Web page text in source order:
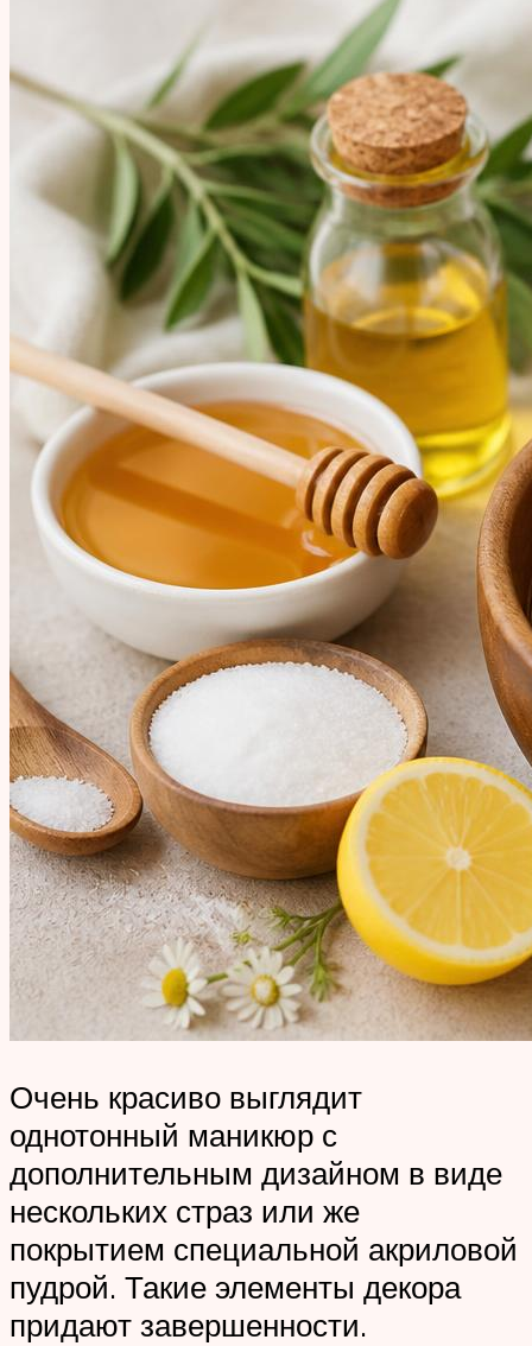
Очень красиво выглядит
однотонный маникюр с
дополнительным дизайном в виде
нескольких страз или же
покрытием специальной акриловой
пудрой. Такие элементы декора
придают завершенности.